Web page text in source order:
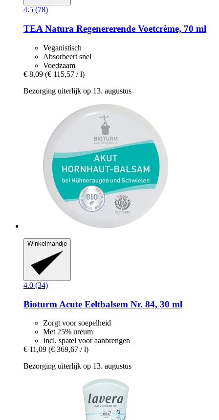
4.5 (78)
TEA Natura Regenererende Voetcrème, 70 ml
Veganistisch
Absorbeert snel
Voedzaam
€ 8,09 (€ 115,57 / l)
Bezorging uiterlijk op 13. augustus
Winkelmandje
4.0 (34)
Bioturm Acute Eeltbalsem Nr. 84, 30 ml
Zorgt voor soepelheid
Met 25% ureum
Incl. spatel voor aanbrengen
€ 11,09 (€ 369,67 / l)
Bezorging uiterlijk op 13. augustus